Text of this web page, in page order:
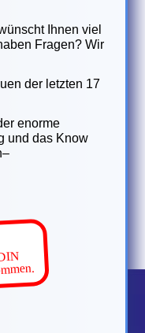
Ihnen viel
Fragen? Wir
der letzten 17
enorme
und das Know